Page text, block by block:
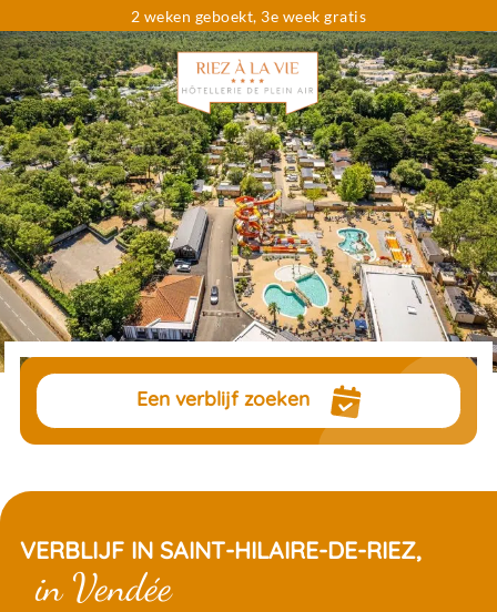
2 weken geboekt, 3e week gratis
Een verblijf zoeken
VERBLIJF IN SAINT-HILAIRE-DE-RIEZ,
in Vendée
Ben je op zoek naar...
Data Kies uw data
Reizigers pers.